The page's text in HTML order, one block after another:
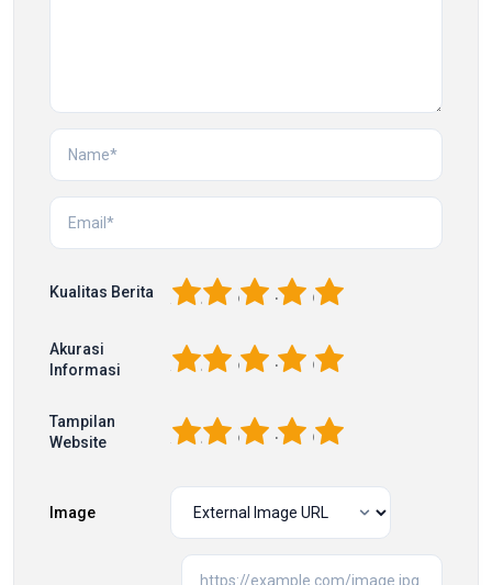
Kualitas Berita 5
4
3
2
Akurasi
Informasi
5
4
3
2
Tampilan
Website
5
4
3
2
Image